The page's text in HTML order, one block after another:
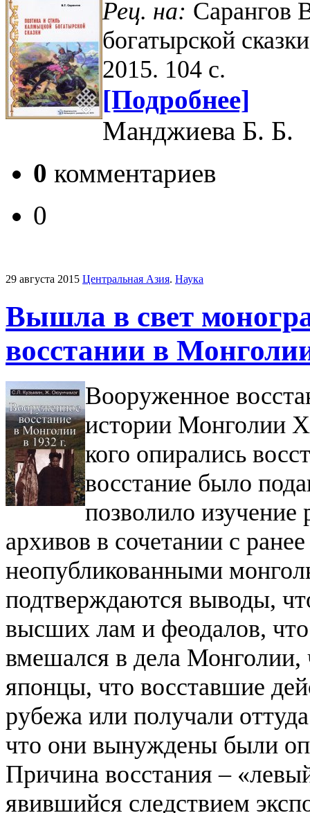
Рец. на: Сарангов
богатырской
2015. 104 с.
[Подробнее]
Манджиева Б. Б.
0 комментариев
0
29 августа 2015 Центральная Азия. Наука
Вышла в свет
восстании в
Вооруженное
истории Монголии
кого опирались
восстание было
позволило изучение
архивов в сочетании с
неопубликованными
подтверждаются выводы,
высших лам и феодалов,
вмешался в дела Монголии,
японцы, что восставшие
рубежа или получали
что они вынуждены были
Причина восстания –
явившийся следствием